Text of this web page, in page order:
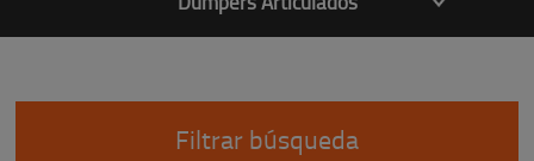
Filtrar búsqueda